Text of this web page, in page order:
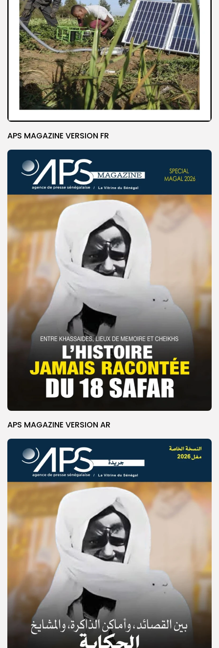
© Copyright 2025, APS
APS MAGAZINE VERSION FR
APS MAGAZINE VERSION AR